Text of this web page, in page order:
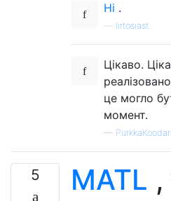
Ні .
lirtosiast
Цікаво.
це могло
момент.
— PurkkaKoodari
5 MATL